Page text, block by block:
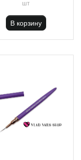
шт
В корзину